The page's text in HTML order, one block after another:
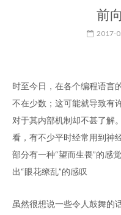
前
2017-
时至今日，在各个编程语言
不在少数；这可能就导致有
对于其内部机制却不甚了解
看，有不少平时经常用到神
部分有一种“望而生畏”的感
出“眼花缭乱”的感叹
虽然很想说一些令人鼓舞的